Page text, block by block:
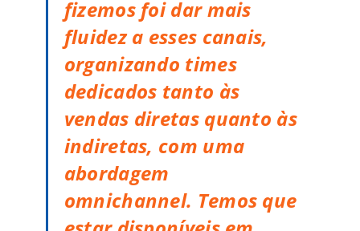
fizemos foi dar mais
fluidez a esses canais,
organizando times
dedicados tanto às
vendas diretas quanto às
indiretas, com uma
abordagem
omnichannel. Temos que